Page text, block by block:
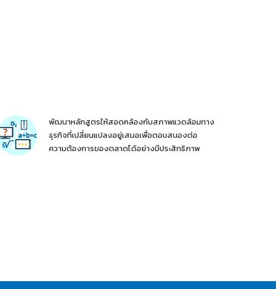
พัฒนาหลักสูตรให้สอดคล้องกับสภาพแวดล้อมทาง
ธุรกิจที่เปลี่ยนแปลงอยู่เสมอเพื่อตอบสนองต่อ
ความต้องการของตลาดได้อย่างมีประสิทธิภาพ